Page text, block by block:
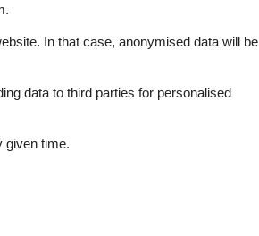
In that case, anonymised data will be
data to third parties for personalised
given time.